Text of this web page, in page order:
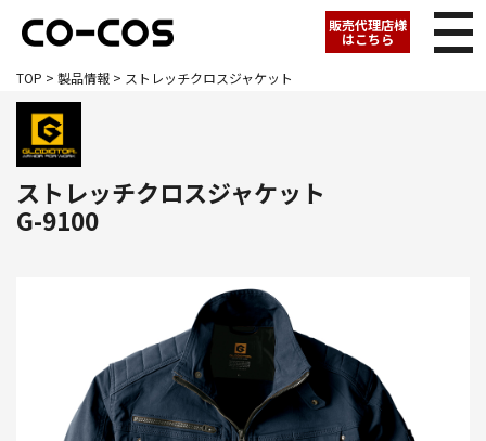
販売代理店様
はこちら
TOP > 製品情報 > ストレッチクロスジャケット
ストレッチクロスジャケット
G-9100